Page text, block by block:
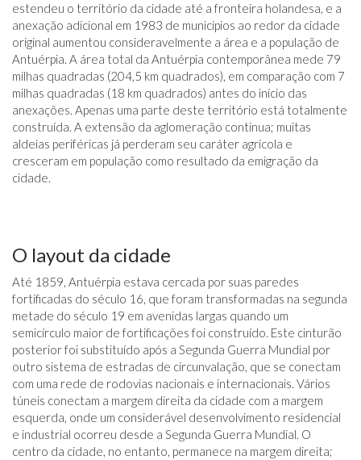
estendeu o território da cidade até a fronteira holandesa, e a
anexação adicional em 1983 de municípios ao redor da cidade
original aumentou consideravelmente a área e a população de
Antuérpia. A área total da Antuérpia contemporânea mede 79
milhas quadradas (204,5 km quadrados), em comparação com 7
milhas quadradas (18 km quadrados) antes do início das
anexações. Apenas uma parte deste território está totalmente
construída. A extensão da aglomeração continua; muitas
aldeias periféricas já perderam seu caráter agrícola e
cresceram em população como resultado da emigração da
cidade.
O layout da cidade
Até 1859, Antuérpia estava cercada por suas paredes
fortificadas do século 16, que foram transformadas na segunda
metade do século 19 em avenidas largas quando um
semicírculo maior de fortificações foi construído. Este cinturão
posterior foi substituído após a Segunda Guerra Mundial por
outro sistema de estradas de circunvalação, que se conectam
com uma rede de rodovias nacionais e internacionais. Vários
túneis conectam a margem direita da cidade com a margem
esquerda, onde um considerável desenvolvimento residencial
e industrial ocorreu desde a Segunda Guerra Mundial. O
centro da cidade, no entanto, permanece na margem direita;